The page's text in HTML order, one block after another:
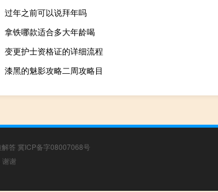
过年之前可以说拜年吗
拿铁哪款适合多大年龄喝
变更护士资格证的详细流程
漆黑的魅影攻略二周攻略目
解答 冀ICP备字08007068号
谢谢